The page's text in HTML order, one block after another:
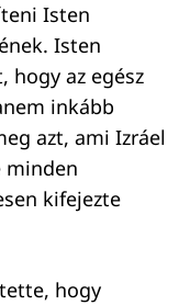
Isten
Isten
hogy az egész
inkább
azt, ami Izráel
minden
kifejezte
hogy